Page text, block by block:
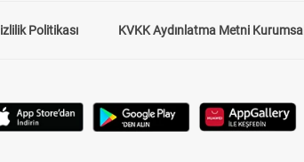
Politikası KVKK Aydınlatma Metni Kurumsal